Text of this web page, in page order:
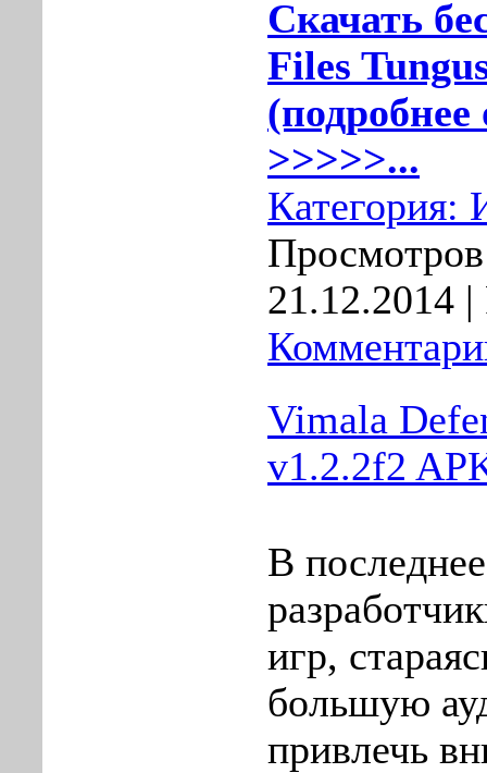
Скачать
Files
(подробнее
>>>>>...
Категория:
21.12.2014 |
Vimala
v1.2.2f2
В
игр,
большую
привлечь